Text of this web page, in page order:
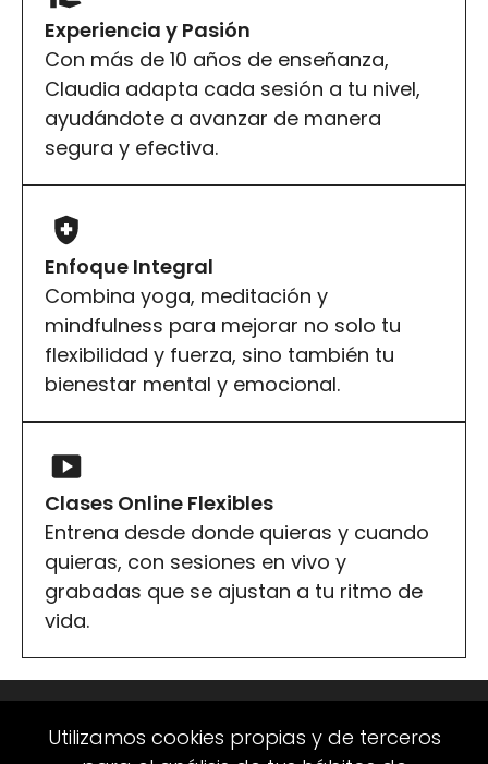
Experiencia y Pasión
Con más de 10 años de enseñanza,
Claudia adapta cada sesión a tu nivel,
ayudándote a avanzar de manera
segura y efectiva.
Enfoque Integral
Combina yoga, meditación y
mindfulness para mejorar no solo tu
flexibilidad y fuerza, sino también tu
bienestar mental y emocional.
Clases Online Flexibles
Entrena desde donde quieras y cuando
quieras, con sesiones en vivo y
grabadas que se ajustan a tu ritmo de
vida.
¡Empieza hoy y
Utilizamos cookies propias y de terceros